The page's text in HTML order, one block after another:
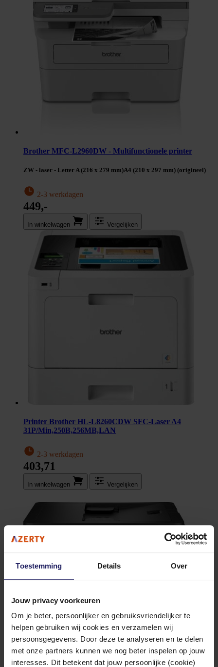
Toestemming Details Over
Jouw privacy voorkeuren
Om je beter, persoonlijker en gebruiksvriendelijker te
helpen gebruiken wij cookies en verzamelen wij
persoonsgegevens. Door deze te analyseren en te delen
met onze partners kunnen we nog beter inspelen op jouw
interesses. Dit betekent dat jouw persoonlijke (cookie)
Brother MFC-L2960DW - Multifunctionele printer
ZW - laser - Letter A (216 x 279 mm)A4 (210 x 297 mm) (origineel)
2-3 werkdagen
449,-
In winkel­wagen Vergelijken
Printer Brother HL-L8260CDW SFC-Laser A4
31P/Min,250B,256MB,LAN
2-3 werkdagen
403,71
In winkel­wagen Vergelijken